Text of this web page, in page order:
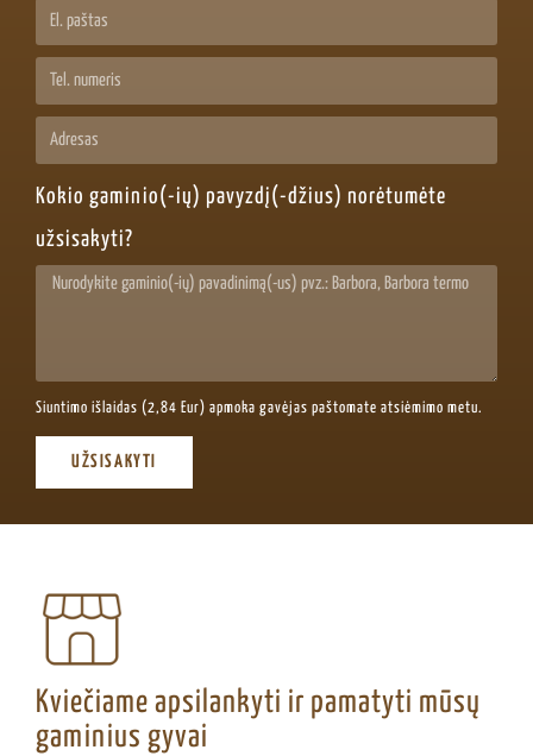
Kokio gaminio(-ių) pavyzdį(-džius) norėtumėte
užsisakyti?
Siuntimo išlaidas (2,84 Eur) apmoka gavėjas paštomate atsiėmimo metu.
UŽSISAKYTI
Kviečiame apsilankyti ir pamatyti mūsų
gaminius gyvai